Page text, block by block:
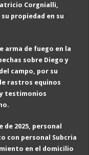
Corgnialli,
propiedad en su
arma de fuego en la
sobre Diego y
campo, por su
rastros equinos
y testimonios
de 2025, personal
con personal Subcria
en el domicilio